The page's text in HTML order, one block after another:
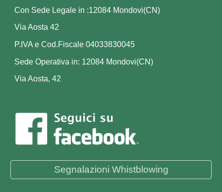
Con Sede Legale in :12084 Mondovi(CN)
Via Aosta 42
P.IVA e Cod.Fiscale 04033830045
Sede Operativa in: 12084 Mondovi(CN)
Via Aosta, 42
Segnalazioni Whistblowing